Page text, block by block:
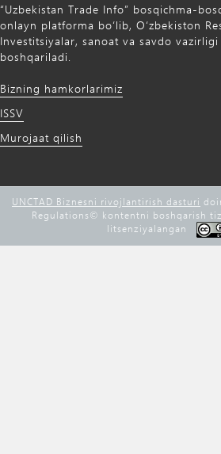
“Uzbekistan Trade Info” bosqichma-
onlayn platforma bo‘lib, O‘zbekiston
Investitsiyalar, sanoat va savdo
boshqariladi.
Bizning hamkorlarimiz
ISSV
Murojaat qilish
UNCTAD Biznesni rivojlantirish dasturi
Regulations©️ kontentni boshqarish
litsenziyalangan